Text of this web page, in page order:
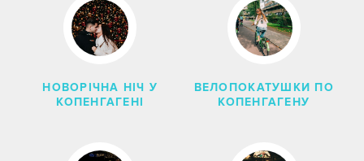
НОВОРІЧНА НІЧ У
КОПЕНГАГЕНІ
ВЕЛОПОКАТУШКИ ПО
КОПЕНГАГЕНУ